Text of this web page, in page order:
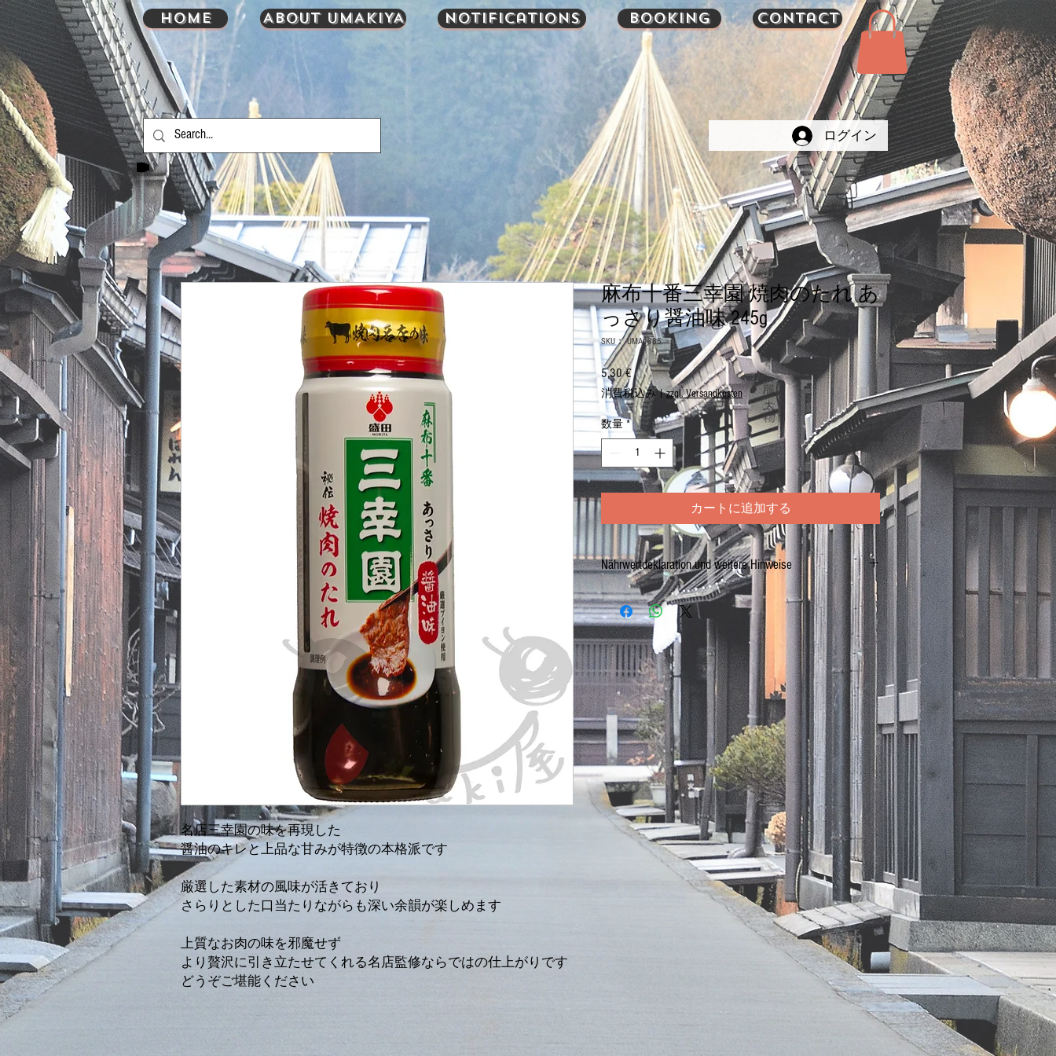
ログイン
名店三幸園の味を再現した
醤油のキレと上品な甘みが特徴の本格派です
厳選した素材の風味が活きており
さらりとした口当たりながらも深い余韻が楽しめます
上質なお肉の味を邪魔せず
より贅沢に引き立たせてくれる名店監修ならではの仕上がりです
どうぞご堪能ください
麻布十番三幸園 焼肉のたれ あ
っさり醤油味 245g
SKU： UMA1385
5,30 €価
格
消費税込み|zzgl. Versandkosten
数量 *
カートに追加する
Nährwertdeklaration und weitere Hinweise
Hergestellt in JAPAN
HOME About UMAKIYA Notifications Booking Contact